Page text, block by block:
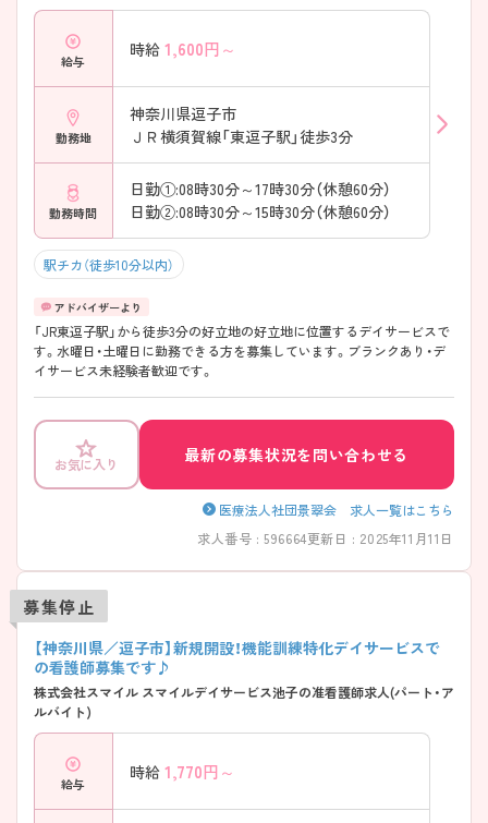
給与
時給 1,600円～
勤務地
神奈川県逗子市
ＪＲ横須賀線「東逗子駅」徒歩3分
勤務時間
日勤①:08時30分～17時30分（休憩60分）
日勤②:08時30分～15時30分（休憩60分）
駅チカ（徒歩10分以内）
「JR東逗子駅」から徒歩3分の好立地の好立地に位置するデイサービスで
す。水曜日・土曜日に勤務できる方を募集しています。ブランクあり・デ
イサービス未経験者歓迎です。
お気に入り 最新の募集状況を問い合わせる
医療法人社団景翠会 求人一覧はこちら
求人番号 : 596664更新日 : 2025年11月11日
募集停止
【神奈川県／逗子市】新規開設！機能訓練特化デイサービスで
の看護師募集です♪
株式会社スマイル スマイルデイサービス池子の准看護師求人(パート・ア
ルバイト)
給与
時給 1,770円～